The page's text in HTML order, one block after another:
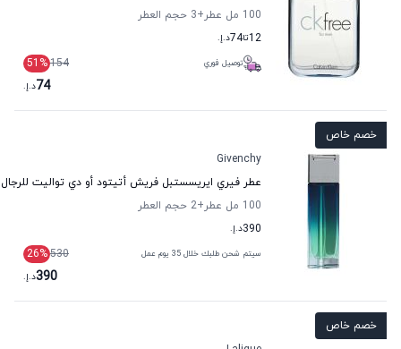
100 مل عطر
+3
حجم العطر
12تا74د.إ.
توصيل فوري 154
51 %
74د.إ.
خصم خاص
Givenchy
عطر فيري ايريسستبل فريش أتيتود أو دي تواليت
100 مل عطر
+2
حجم العطر
390د.إ.
سيتم شحن طلبك خلال 35 يوم عمل 530
26%
390د.إ.
خصم خاص